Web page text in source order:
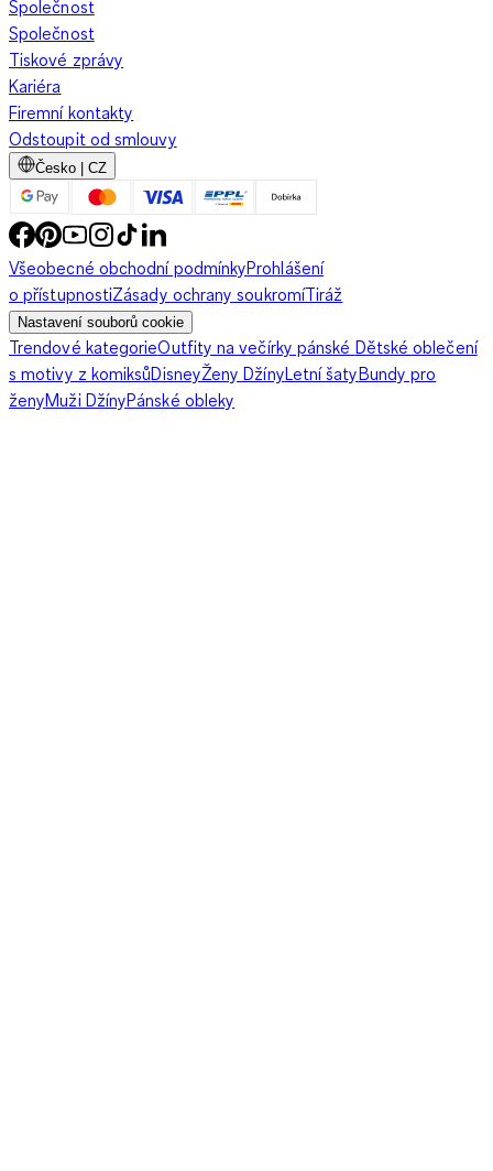
Společnost
Společnost
Tiskové zprávy
Kariéra
Firemní kontakty
Odstoupit od smlouvy
Česko | CZ
Všeobecné obchodní podmínkyProhlášení
o přístupnostiZásady ochrany soukromíTiráž
Nastavení souborů cookie
Trendové kategorieOutfity na večírky pánské Dětské oblečení
s motivy z komiksůDisneyŽeny DžínyLetní šatyBundy pro
ženyMuži DžínyPánské obleky